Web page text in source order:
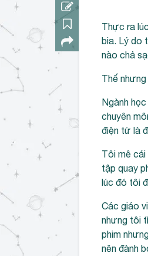
Thực ra
bia. Lý do
nào chả
Thế
Ngành
chuyên
điện tử là
Tôi mê
tập quay
lúc đó tôi
Các giáo
nhưng tôi
phim
nên đành